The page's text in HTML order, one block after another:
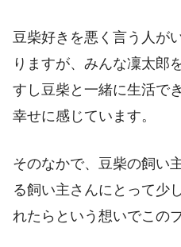
豆柴好きを悪く言う人が
りますが、みんな凜太郎
すし豆柴と一緒に生活で
幸せに感じています。
そのなかで、豆柴の飼い
る飼い主さんにとって少
れたらという想いでこの